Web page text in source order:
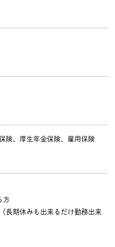
険、厚生年金保険、雇用保険
方
長期休みも出来るだけ勤務出来